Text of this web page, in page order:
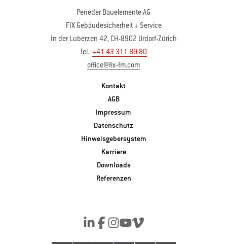
Peneder Bauelemente AG
FIX Gebäudesicherheit + Service
In der Luberzen 42, CH-8902 Urdorf-Zürich
Tel.:+41 43 311 89 80
office@fix-fm.com
Kontakt
AGB
Impressum
Datenschutz
Hinweisgebersystem
Karriere
Downloads
Referenzen